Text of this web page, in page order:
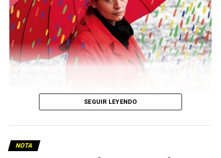
Descargar la Mu en PDF
SEGUIR LEYENDO
NOTA